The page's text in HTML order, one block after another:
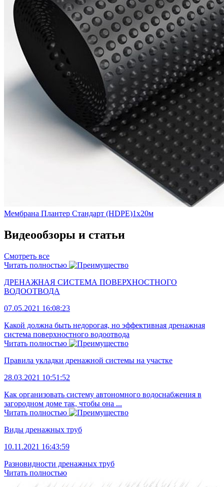
Мембрана Плантер Стандарт (HDPE)1х20м
Видеообзоры и статьи
Смотреть все
Читать полностью
ДРЕНАЖНАЯ СИСТЕМА ПОВЕРХНОСТНОГО
ВОДООТВОДА
07.05.2021 16:08:23
Какой должна быть недорогая, но эффективная дренажная
система поверхностного водоотвода
Читать полностью
Правила укладки дренажной системы на участке
28.03.2021 10:51:52
Как организовать систему автономного водоснабжения в
загородном доме так, чтобы она ...
Читать полностью
Виды дренажных труб
10.11.2021 16:43:59
Разновидности дренажных труб
Читать полностью